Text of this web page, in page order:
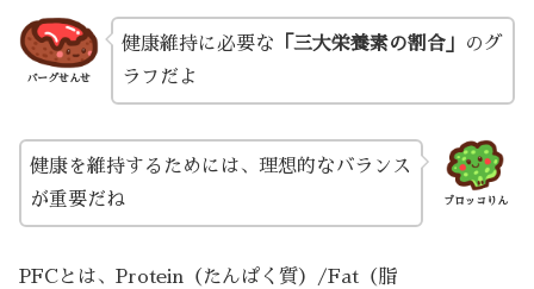
バーグせんせ
健康維持に必要な 「三大栄養素の割合」
のグ
ラフだよ
ブロッコりん
健康を維持するためには、理想的なバランス
が重要だね
PFCとは、Protein（たんぱく質）/Fat（脂